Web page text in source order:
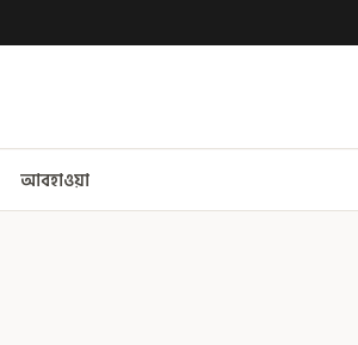
আবহাওয়া